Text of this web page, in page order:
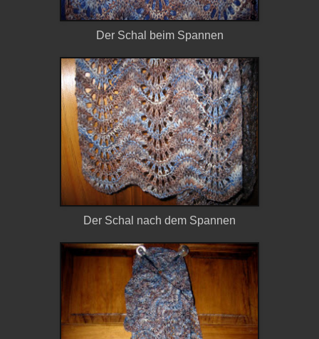
Der Schal beim Spannen
Der Schal nach dem Spannen